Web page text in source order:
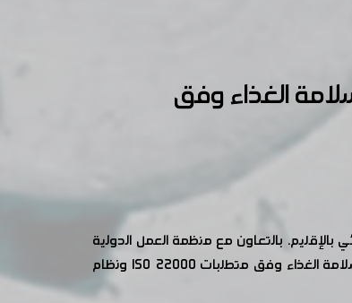
الغذاء وفق
بالتعاون مع منظمة العمل الدولية
انطلقت في مركز تنمية الموارد البشرية والمهنية التابع لغرفة صناعة دمشق وريفها بمدينة عدرا الصناعية دورة تدريبية بعنوان "نظام سلامة الغذاء وفق متطلبات ISO 22000 ونظام